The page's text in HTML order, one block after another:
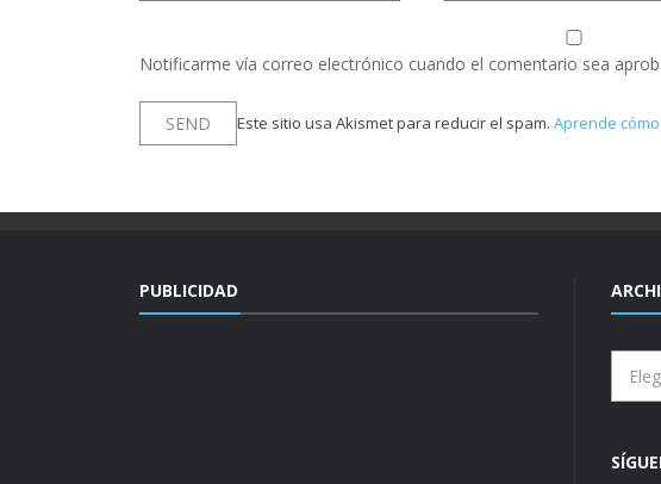
Notificarme vía correo electrónico cuando el comentario sea
Este sitio usa Akismet para reducir el spam. Aprende
PUBLICIDAD